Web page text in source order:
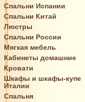
Спальни Испании
Спальни Китай
Люстры
Спальни России
Мягкая мебель
Кабинеты домашние
Кровати
Шкафы и шкафы-купе
Италии
Спальня